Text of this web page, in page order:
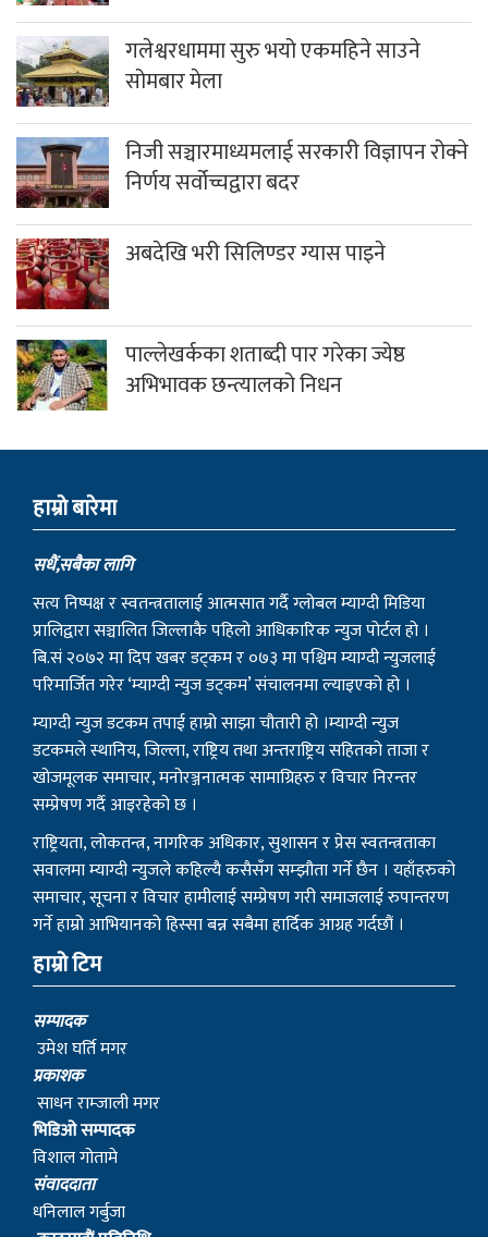
गलेश्वरधाममा सुरु भयो एकमहिने साउने
सोमबार मेला
निजी सञ्चारमाध्यमलाई सरकारी विज्ञापन रोक्ने
निर्णय सर्वोच्चद्वारा बदर
अबदेखि भरी सिलिण्डर ग्यास पाइने
पाल्लेखर्कका शताब्दी पार गरेका ज्येष्ठ
अभिभावक छन्त्यालको निधन
हाम्राे बारेमा
सधैं,सबैका लागि
सत्य निष्पक्ष र स्वतन्त्रतालाई आत्मसात गर्दै ग्लोबल म्याग्दी मिडिया
प्रालिद्वारा सञ्चालित जिल्लाकै पहिलो आधिकारिक न्युज पोर्टल हो ।
बि.सं २०७२ मा दिप खबर डट्कम र ०७३ मा पश्चिम म्याग्दी न्युजलाई
परिमार्जित गरेर ‘म्याग्दी न्युज डट्कम’ संचालनमा ल्याइएको हो ।
म्याग्दी न्युज डटकम तपाई हाम्रो साझा चौतारी हो ।म्याग्दी न्युज
डटकमले स्थानिय, जिल्ला, राष्ट्रिय तथा अन्तराष्ट्रिय सहितको ताजा र
खोजमूलक समाचार, मनोरञ्जनात्मक सामाग्रिहरु र विचार निरन्तर
सम्प्रेषण गर्दै आइरहेको छ ।
राष्ट्रियता, लोकतन्त्र, नागरिक अधिकार, सुशासन र प्रेस स्वतन्त्रताका
सवालमा म्याग्दी न्युजले कहिल्यै कसैसँग सम्झौता गर्ने छैन । यहाँहरुको
समाचार, सूचना र विचार हामीलाई सम्प्रेषण गरी समाजलाई रुपान्तरण
गर्ने हाम्रो आभियानको हिस्सा बन्न सबैमा हार्दिक आग्रह गर्दछौं ।
हाम्रो टिम
सम्पादक
उमेश घर्ति मगर
प्रकाशक
साधन राम्जाली मगर
भिडिओ सम्पादक
विशाल गोतामे
स‌ंवाददाता
धनिलाल गर्बुजा